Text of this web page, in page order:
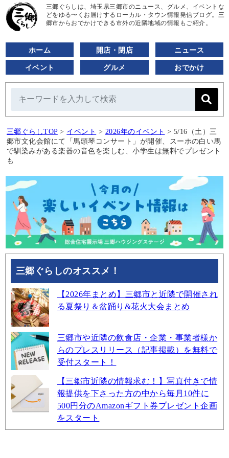
三郷ぐらしは、埼玉県三郷市のニュース、グルメ、イベントな
どをゆる〜くお届けするローカル・タウン情報発信ブログ。三
郷市からおでかけできる市外の近隣地域の情報もご紹介。
ホーム 開店・閉店 ニュース
イベント グルメ おでかけ
三郷ぐらしTOP > イベント > 2026年のイベント > 5/16（土）三
郷市文化会館にて「馬頭琴コンサート」が開催、スーホの白い馬
で馴染みがある楽器の音色を楽しむ、小学生は無料でプレゼント
も
三郷ぐらしのオススメ！
【2026年まとめ】三郷市と近隣で開催され
る夏祭り＆盆踊り&花火大会まとめ
三郷市や近隣の飲食店・企業・事業者様か
らのプレスリリース（記事掲載）を無料で
受付スタート！
【三郷市近隣の情報求む！】写真付きで情
報提供を下さった方の中から毎月10件に
500円分のAmazonギフト券プレゼント企画
をスタート